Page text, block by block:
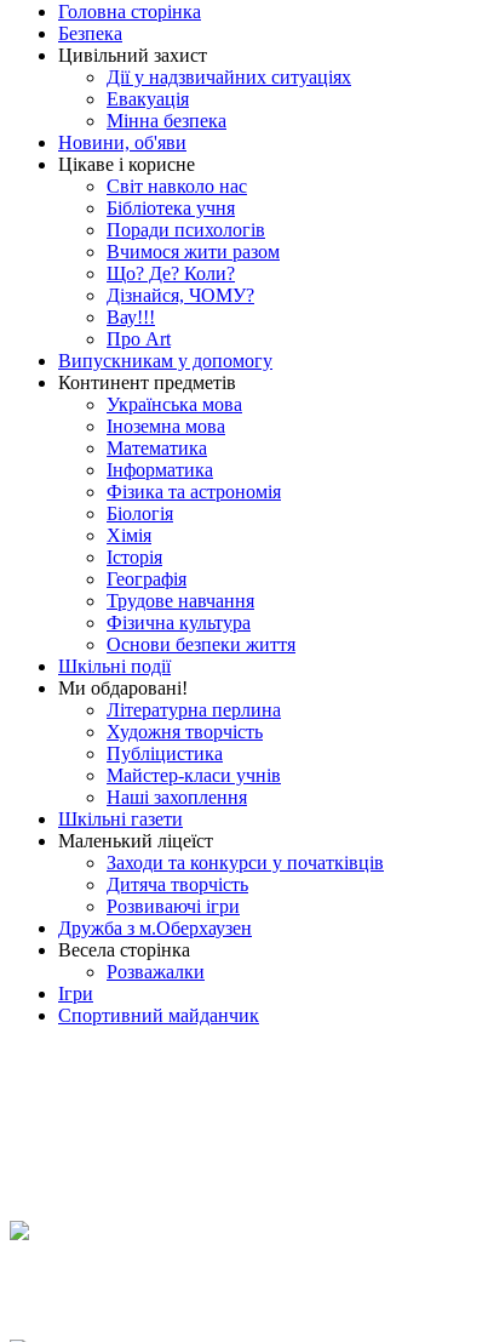
Головна сторінка
Безпека
Цивільний захист
Дії у надзвичайних ситуаціях
Евакуація
Мінна безпека
Новини, об'яви
Цікаве і корисне
Світ навколо нас
Бібліотека учня
Поради психологів
Вчимося жити разом
Що? Де? Коли?
Дізнайся, ЧОМУ?
Вау!!!
Про Art
Випускникам у допомогу
Континент предметів
Українська мова
Іноземна мова
Математика
Інформатика
Фізика та астрономія
Біологія
Хімія
Історія
Географія
Трудове навчання
Фізична культура
Основи безпеки життя
Шкільні події
Ми обдаровані!
Літературна перлина
Художня творчість
Публіцистика
Майстер-класи учнів
Наші захоплення
Шкільні газети
Маленький ліцеїст
Заходи та конкурси у початківців
Дитяча творчість
Розвиваючі ігри
Дружба з м.Оберхаузен
Весела сторінка
Розважалки
Ігри
Спортивний майданчик